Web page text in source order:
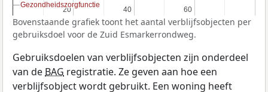
20
20 40
40 60
60
Gezondheidszorgfunctie
Gezondheidszorgfunctie
Bovenstaande grafiek toont het aantal verblijfsobjecten per
gebruiksdoel voor de Zuid Esmarkerrondweg.
Gebruiksdoelen van verblijfsobjecten zijn onderdeel
van de BAG registratie. Ze geven aan hoe een
verblijfsobject wordt gebruikt. Een woning heeft